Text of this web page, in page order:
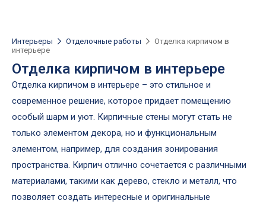
Интерьеры Отделочные работы
Отделка кирпичом в
интерьере
Отделка кирпичом в интерьере
Отделка кирпичом в интерьере – это стильное и
современное решение, которое придает помещению
особый шарм и уют. Кирпичные стены могут стать не
только элементом декора, но и функциональным
элементом, например, для создания зонирования
пространства. Кирпич отлично сочетается с различными
материалами, такими как дерево, стекло и металл, что
позволяет создать интересные и оригинальные